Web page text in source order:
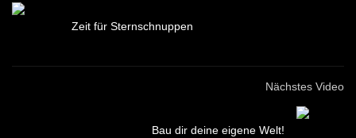
Zeit für Sternschnuppen
Nächstes Video
Bau dir deine eigene Welt!